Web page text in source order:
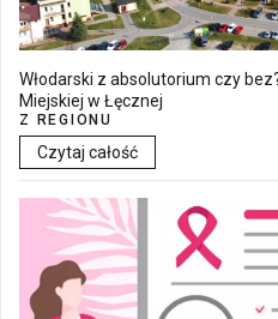
Włodarski z absolutorium czy
Miejskiej w Łęcznej
Z REGIONU
Czytaj całość